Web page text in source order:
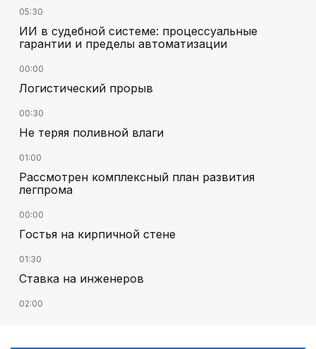
05:30
ИИ в судебной системе: процессуальные
гарантии и пределы автоматизации
00:00
Логистический прорыв
00:30
Не теряя поливной влаги
01:00
Рассмотрен комплексный план развития
легпрома
00:00
Гостья на кирпичной стене
01:30
Ставка на инженеров
02:00